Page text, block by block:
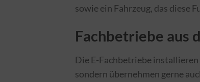
sowie ein Fahrzeug, das diese
Fachbetriebe aus
Die E-Fachbetriebe
sondern übernehmen gerne